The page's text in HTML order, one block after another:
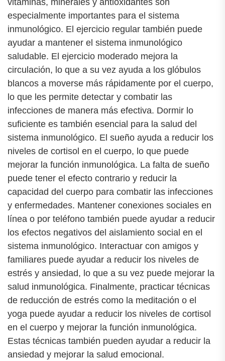
especialmente importantes para el sistema
inmunológico. El ejercicio regular también puede
ayudar a mantener el sistema inmunológico
saludable. El ejercicio moderado mejora la
circulación, lo que a su vez ayuda a los glóbulos
blancos a moverse más rápidamente por el cuerpo,
lo que les permite detectar y combatir las
infecciones de manera más efectiva. Dormir lo
suficiente es también esencial para la salud del
sistema inmunológico. El sueño ayuda a reducir los
niveles de cortisol en el cuerpo, lo que puede
mejorar la función inmunológica. La falta de sueño
puede tener el efecto contrario y reducir la
capacidad del cuerpo para combatir las infecciones
y enfermedades. Mantener conexiones sociales en
línea o por teléfono también puede ayudar a reducir
los efectos negativos del aislamiento social en el
sistema inmunológico. Interactuar con amigos y
familiares puede ayudar a reducir los niveles de
estrés y ansiedad, lo que a su vez puede mejorar la
salud inmunológica. Finalmente, practicar técnicas
de reducción de estrés como la meditación o el
yoga puede ayudar a reducir los niveles de cortisol
en el cuerpo y mejorar la función inmunológica.
Estas técnicas también pueden ayudar a reducir la
ansiedad y mejorar la salud emocional.